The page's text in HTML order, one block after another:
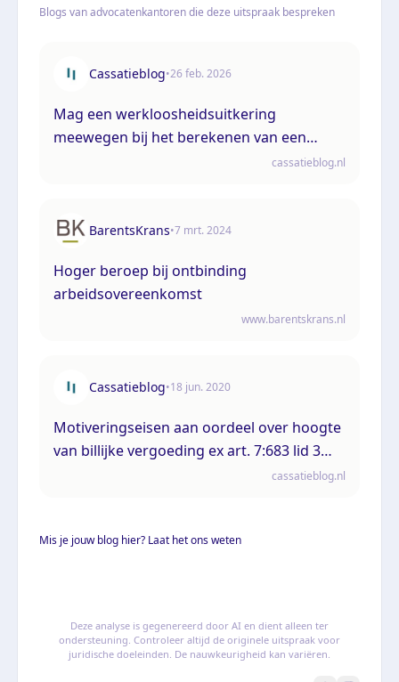
Blogs van advocatenkantoren die deze uitspraak bespreken
Cassatieblog•26 feb. 2026
Mag een werkloosheidsuitkering
meewegen bij het berekenen van een
cassatieblog.nl
BarentsKrans•7 mrt. 2024
Hoger beroep bij ontbinding
arbeidsovereenkomst
www.barentskrans.nl
Cassatieblog•18 jun. 2020
Motiveringseisen aan oordeel over hoogte
van billijke vergoeding ex art. 7:683 lid 3
cassatieblog.nl
Mis je jouw blog hier? Laat het ons weten
Deze analyse is gegenereerd door AI en dient alleen ter
ondersteuning. Controleer altijd de originele uitspraak voor
juridische doeleinden. De nauwkeurigheid kan variëren.